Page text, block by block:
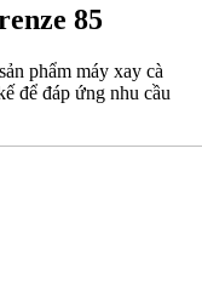
85
phẩm máy xay cà
để đáp ứng nhu cầu